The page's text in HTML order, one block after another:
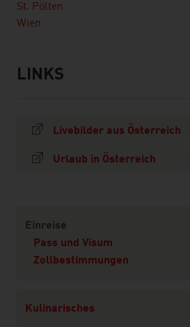
St. Pölten
Wien
listen
links
LINKS
Livebilder aus Österreich
Urlaub in Österreich
Einreise
Pass und Visum
Zollbestimmungen
Kulinarisches